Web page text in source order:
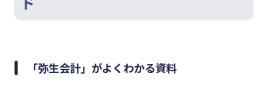
「弥生会計」がよくわかる資料